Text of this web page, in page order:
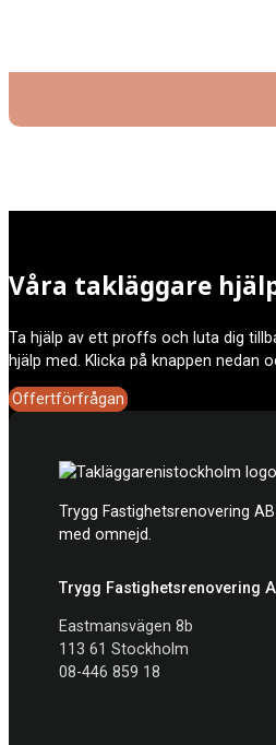
Våra takläggare
Ta hjälp av ett proffs och luta dig
hjälp med. Klicka på knappen nedan
Offertförfrågan
Trygg Fastighetsrenovering
med omnejd.
Trygg Fastighetsrenovering
Eastmansvägen 8b
113 61 Stockholm
08-446 859 18